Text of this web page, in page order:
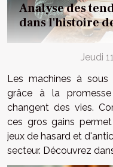
Analyse des
dans l'histoire
Jeudi
Les machines à sous
grâce à la
changent des vies.
ces gros gains
jeux de hasard et
secteur. Découvrez